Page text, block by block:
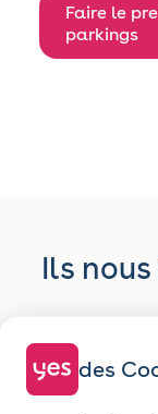
Faire le
parkings
Ils
des